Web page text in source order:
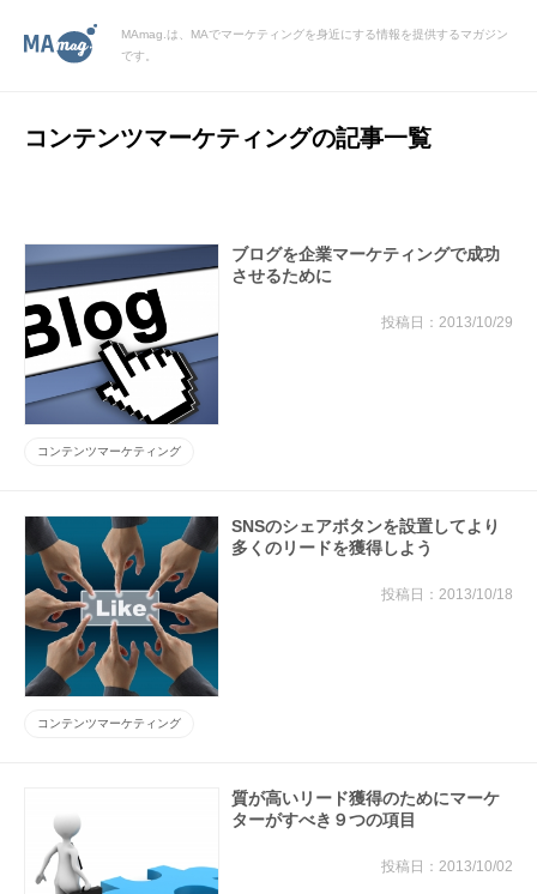
MAmag.は、MAでマーケティングを身近にする情報を提供するマガジン
です。
コンテンツマーケティングの記事一覧
ブログを企業マーケティングで成功
させるために
2013/10/29
コンテンツマーケティング
SNSのシェアボタンを設置してより
多くのリードを獲得しよう
2013/10/18
コンテンツマーケティング
質が高いリード獲得のためにマーケ
ターがすべき９つの項目
2013/10/02